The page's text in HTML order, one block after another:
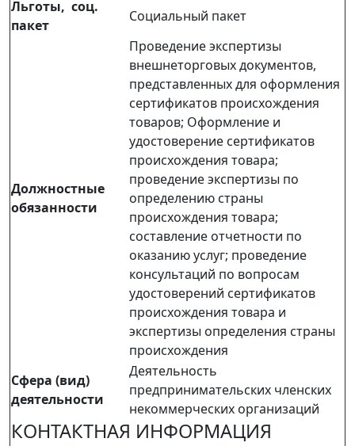
Льготы, соц.
пакет
Социальный пакет
Должностные
обязанности
Проведение экспертизы
внешнеторговых документов,
представленных для оформления
сертификатов происхождения
товаров; Оформление и
удостоверение сертификатов
происхождения товара;
проведение экспертизы по
определению страны
происхождения товара;
составление отчетности по
оказанию услуг; проведение
консультаций по вопросам
удостоверений сертификатов
происхождения товара и
экспертизы определения страны
происхождения
Сфера (вид)
деятельности
Деятельность
предпринимательских членских
некоммерческих организаций
КОНТАКТНАЯ ИНФОРМАЦИЯ